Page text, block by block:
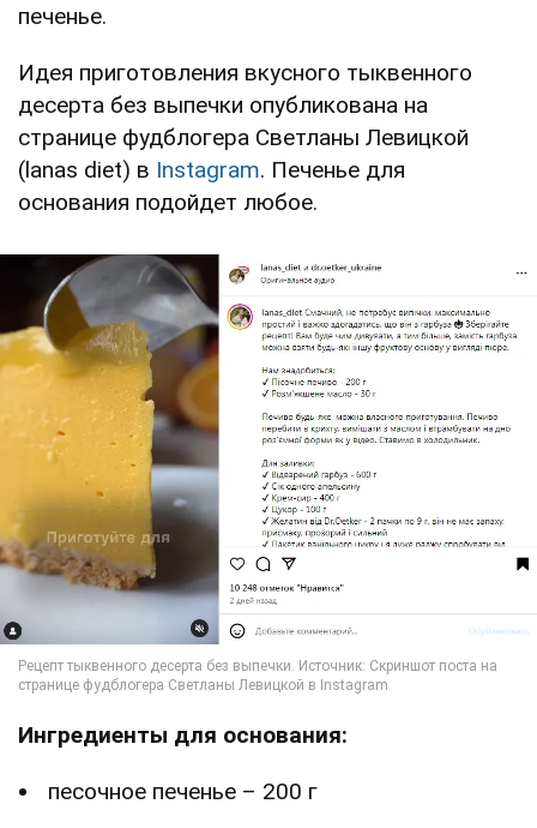
печенье.
Идея приготовления вкусного тыквенного
десерта без выпечки опубликована на
странице фудблогера Светланы Левицкой
(lanas diet) в Instagram. Печенье для
основания подойдет любое.
Ингредиенты для основания:
песочное печенье – 200 г